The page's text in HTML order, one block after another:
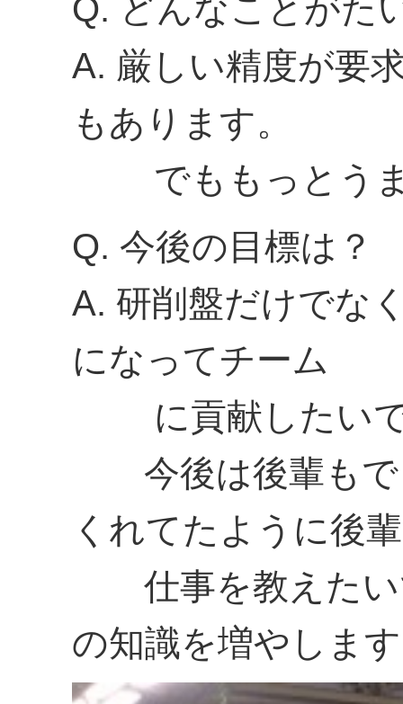
Q. どんなことがた
A. 厳しい精度が要
もあります。
でももっとうま
Q. 今後の目標は？
A. 研削盤だけでな
になってチーム
に貢献したい
今後は後輩もで
くれてたように後
仕事を教えたい
の知識を増やしま